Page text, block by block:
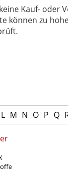
Kauf-
können zu
L M N O P Q